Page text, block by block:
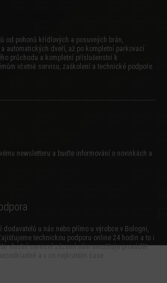
od pohonů křídlových a posuvných brán,
automatických dveří, až po kompletní parkovací
průchodu a kompletní příslušenství k
včetně servisu, zaškolení a technické podpoře.
newsletteru a buďte informování o novinkách a
u nás nebo přímo u výrobce v Bologni,
technickou podporu online 24 hodin a to i
vlastní servisní zázemí nám umožňuje provádět